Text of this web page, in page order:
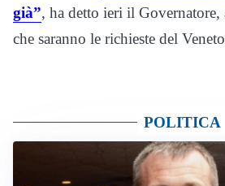
già”, ha detto ieri il
che saranno le richieste del
POLITICA